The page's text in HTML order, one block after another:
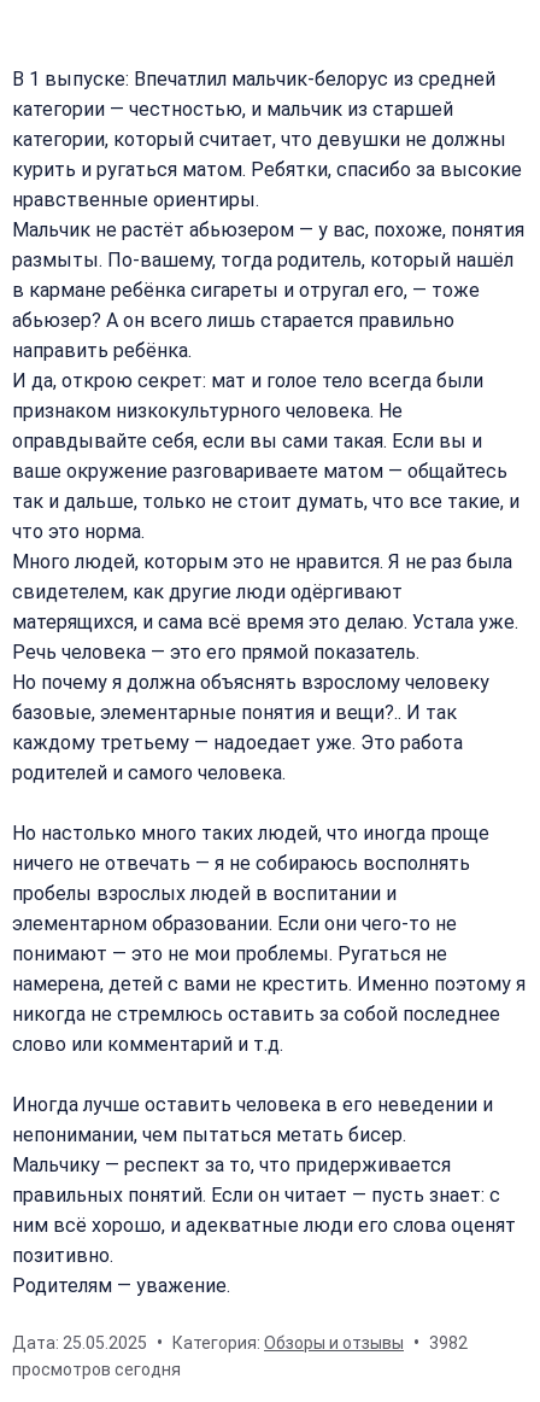
В 1 выпуске: Впечатлил мальчик-белорус из средней
категории — честностью, и мальчик из старшей
категории, который считает, что девушки не должны
курить и ругаться матом. Ребятки, спасибо за высокие
нравственные ориентиры.
Мальчик не растёт абьюзером — у вас, похоже, понятия
размыты. По-вашему, тогда родитель, который нашёл
в кармане ребёнка сигареты и отругал его, — тоже
абьюзер? А он всего лишь старается правильно
направить ребёнка.
И да, открою секрет: мат и голое тело всегда были
признаком низкокультурного человека. Не
оправдывайте себя, если вы сами такая. Если вы и
ваше окружение разговариваете матом — общайтесь
так и дальше, только не стоит думать, что все такие, и
что это норма.
Много людей, которым это не нравится. Я не раз была
свидетелем, как другие люди одёргивают
матерящихся, и сама всё время это делаю. Устала уже.
Речь человека — это его прямой показатель.
Но почему я должна объяснять взрослому человеку
базовые, элементарные понятия и вещи?.. И так
каждому третьему — надоедает уже. Это работа
родителей и самого человека.
Но настолько много таких людей, что иногда проще
ничего не отвечать — я не собираюсь восполнять
пробелы взрослых людей в воспитании и
элементарном образовании. Если они чего-то не
понимают — это не мои проблемы. Ругаться не
намерена, детей с вами не крестить. Именно поэтому я
никогда не стремлюсь оставить за собой последнее
слово или комментарий и т.д.
Иногда лучше оставить человека в его неведении и
непонимании, чем пытаться метать бисер.
Мальчику — респект за то, что придерживается
правильных понятий. Если он читает — пусть знает: с
ним всё хорошо, и адекватные люди его слова оценят
позитивно.
Родителям — уважение.
Дата: 25.05.2025 Категория: Обзоры и отзывы
3982
просмотров сегодня